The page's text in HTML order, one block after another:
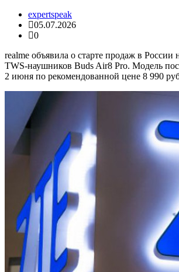
expertspeak
05.07.2026
0
realme объявила о старте продаж в
TWS-наушников Buds Air8 Pro. Модель
2 июня по рекомендованной цене 8 990